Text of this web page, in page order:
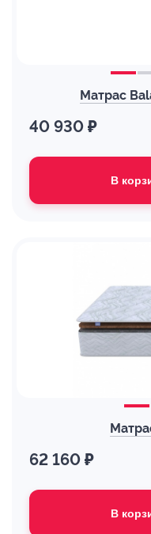
Матрас
40 930 ₽
В
62 160 ₽
В